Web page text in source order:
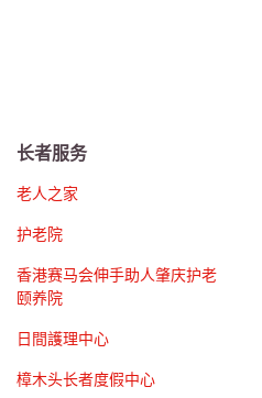
长者服务
老人之家
护老院
香港赛马会伸手助人肇庆护老
颐养院
日間護理中心
樟木头长者度假中心